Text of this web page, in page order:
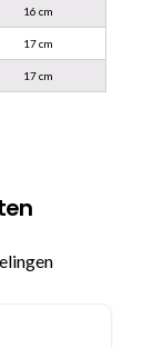
16 cm
17 cm
17 cm